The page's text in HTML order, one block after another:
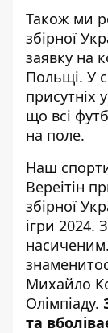
Також ми
збірної
заявку на
Польщі. У
присутніх
що всі
на поле.
Наш
Вереітін
збірної
ігри 2024.
Михайло
Олімпіаду.
та